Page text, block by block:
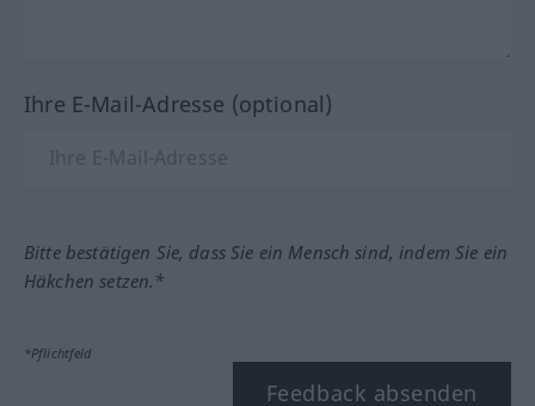
Ihre E-Mail-Adresse (optional)
Bitte bestätigen Sie, dass Sie ein Mensch sind, indem Sie ein
Häkchen setzen.*
*Pflichtfeld
Feedback absenden